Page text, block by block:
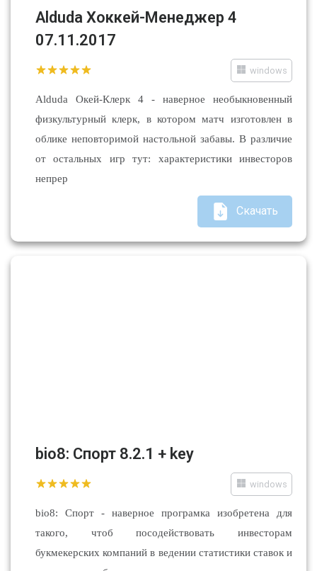
Alduda Хоккей-Менеджер 4
07.11.2017
windows
Alduda Окей-Клерк 4 - наверное необыкновенный
физкультурный клерк, в котором матч изготовлен в
облике неповторимой настольной забавы. В различие
от остальных игр тут: характеристики инвесторов
непрер
Скачать
bio8: Спорт 8.2.1 + key
windows
bio8: Спорт - наверное програмка изобретена для
такого, чтоб посодействовать инвесторам
букмекерских компаний в ведении статистики ставок и